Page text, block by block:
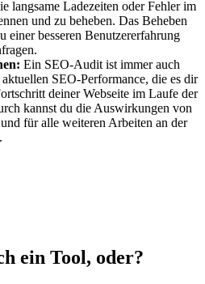
langsame Ladezeiten oder Fehler im
und zu beheben. Das Beheben
einer besseren Benutzererfahrung
Ein SEO-Audit ist immer auch
SEO-Performance, die es dir
deiner Webseite im Laufe der
kannst du die Auswirkungen von
für alle weiteren Arbeiten an der
ein Tool, oder?